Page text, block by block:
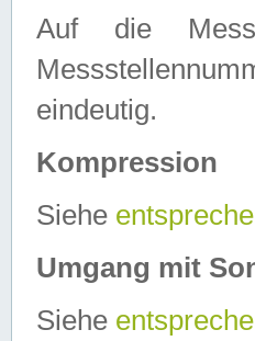
Auf die
eindeutig.
Kompression
Siehe
Umgang mit
Siehe